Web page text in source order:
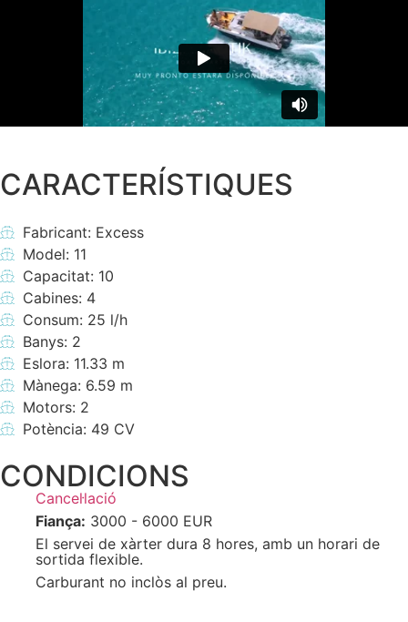
CARACTERÍSTIQUES
Fabricant: Excess
Model: 11
Capacitat: 10
Cabines: 4
Consum: 25 l/h
Banys: 2
Eslora: 11.33 m
Mànega: 6.59 m
Motors: 2
Potència: 49 CV
CONDICIONS
Cancel·lació
Fiança: 3000 - 6000 EUR
El servei de xàrter dura 8 hores, amb un horari de
sortida flexible.
Carburant no inclòs al preu.